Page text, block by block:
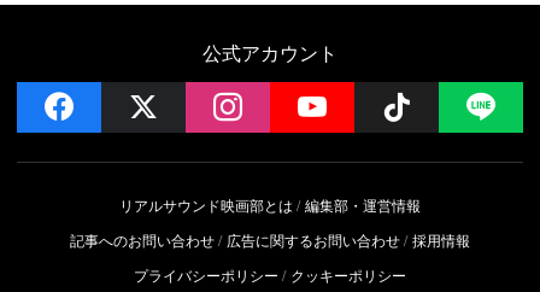
公式アカウント
facebook instagramYouTube Follow
リアルサウンド映画部とは
編集部・運営情報
記事へのお問い合わせ
広告に関するお問い合わせ 採用情報
プライバシーポリシー
クッキーポリシー